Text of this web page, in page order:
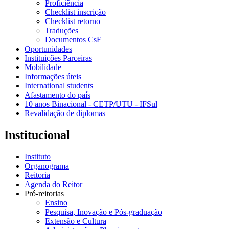
Proficiência
Checklist inscrição
Checklist retorno
Traduções
Documentos CsF
Oportunidades
Instituições Parceiras
Mobilidade
Informações úteis
International students
Afastamento do país
10 anos Binacional - CETP/UTU - IFSul
Revalidação de diplomas
Institucional
Instituto
Organograma
Reitoria
Agenda do Reitor
Pró-reitorias
Ensino
Pesquisa, Inovação e Pós-graduação
Extensão e Cultura